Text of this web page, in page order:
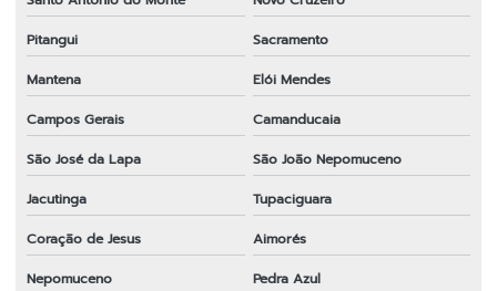
Pitangui
Sacramento
Mantena
Elói Mendes
Campos Gerais
Camanducaia
São José da Lapa
São João Nepomuceno
Jacutinga
Tupaciguara
Coração de Jesus
Aimorés
Nepomuceno
Pedra Azul